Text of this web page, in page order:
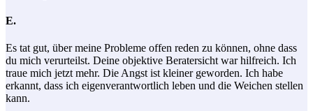
E.
Es tat gut, über meine Probleme offen reden zu können, ohne dass
du mich verurteilst. Deine objektive Beratersicht war hilfreich. Ich
traue mich jetzt mehr. Die Angst ist kleiner geworden. Ich habe
erkannt, dass ich eigenverantwortlich leben und die Weichen stellen
kann.